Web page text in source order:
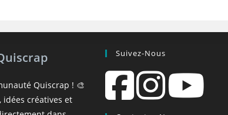
Quiscrap ! 🎨
idées créatives et
Suivez-Nous